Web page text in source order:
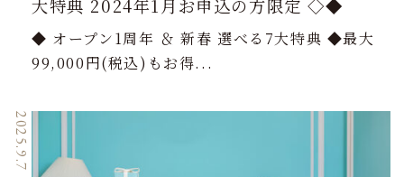
大特典 2024年1月お申込の方限定 ◇◆
◆ オープン1周年 ＆ 新春 選べる7大特典 ◆最大
99,000円(税込)もお得...
2025.9.7